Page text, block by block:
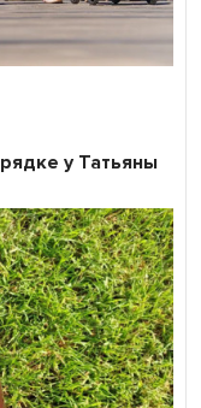
у Татьяны